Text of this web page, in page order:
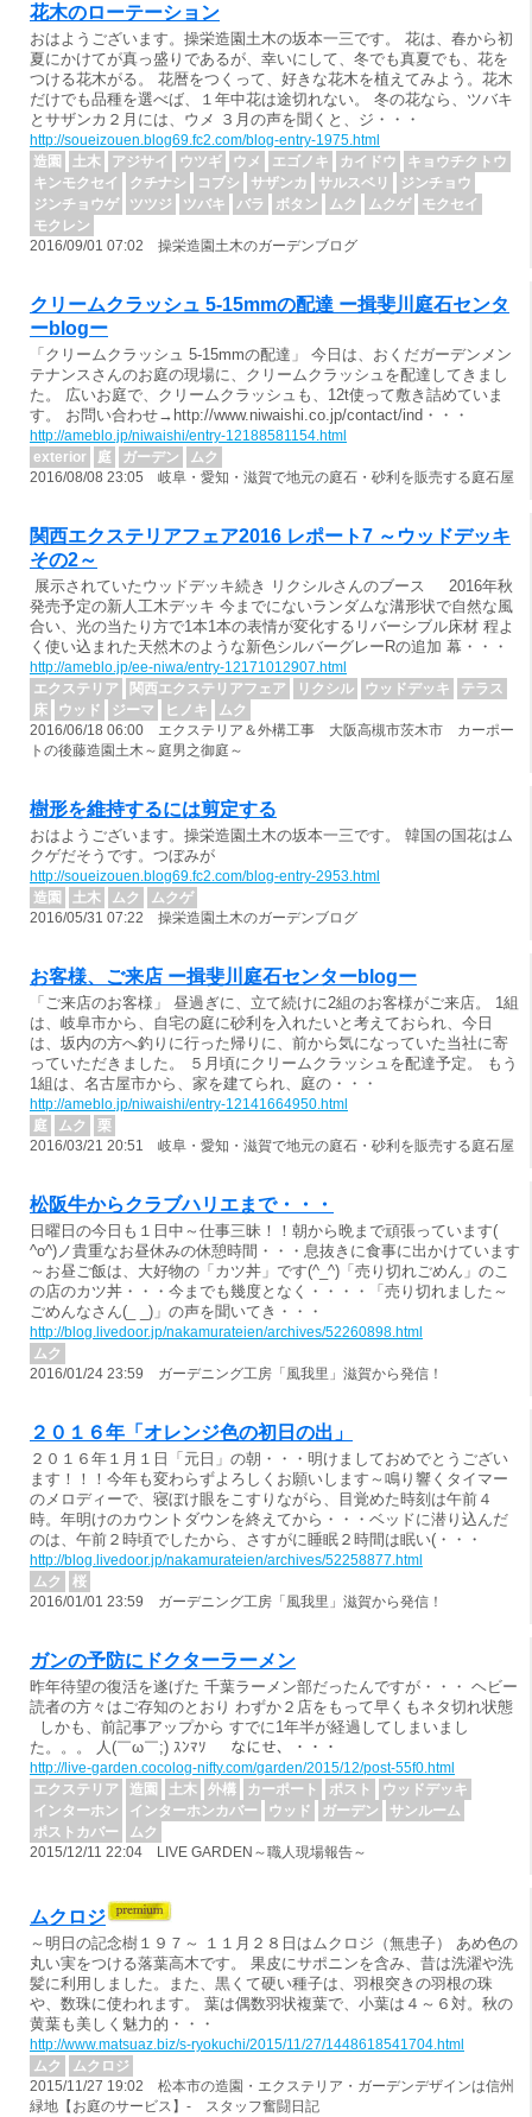
花木のローテーション
おはようございます。操栄造園土木の坂本一三です。 花は、春から初
夏にかけてが真っ盛りであるが、幸いにして、冬でも真夏でも、花を
つける花木がる。 花暦をつくって、好きな花木を植えてみよう。花木
だけでも品種を選べば、１年中花は途切れない。 冬の花なら、ツバキ
とサザンカ２月には、ウメ ３月の声を聞くと、ジ・・・
http://soueizouen.blog69.fc2.com/blog-entry-1975.html
造園
土木 アジサイ ウツギ ウメ エゴノキ カイドウ
キョウチクトウ
キンモクセイ
クチナシ コブシ サザンカ サルスベリ
ジンチョウ
ジンチョウゲ
ツツジ ツバキ バラ ボタン ムク ムクゲ
モクセイ
モクレン
2016/09/01 07:02 操栄造園土木のガーデンブログ
クリームクラッシュ 5-15mmの配達 ー揖斐川庭石センタ
ーblogー
「クリームクラッシュ 5-15mmの配達」 今日は、おくだガーデンメン
テナンスさんのお庭の現場に、クリームクラッシュを配達してきまし
た。 広いお庭で、クリームクラッシュも、12t使って敷き詰めていま
す。 お問い合わせ→http://www.niwaishi.co.jp/contact/ind・・・
http://ameblo.jp/niwaishi/entry-12188581154.html
exterior
庭 ガーデン
ムク
2016/08/08 23:05 岐阜・愛知・滋賀で地元の庭石・砂利を販売する庭石屋
関西エクステリアフェア2016 レポート7 ～ウッドデッキ
その2～
展示されていたウッドデッキ続き リクシルさんのブース 2016年秋
発売予定の新人工木デッキ 今までにないランダムな溝形状で自然な風
合い、光の当たり方で1本1本の表情が変化するリバーシブル床材 程よ
く使い込まれた天然木のような新色シルバーグレーRの追加 幕・・・
http://ameblo.jp/ee-niwa/entry-12171012907.html
エクステリア
関西エクステリアフェア リクシル ウッドデッキ
テラス
床
ウッド ジーマ ヒノキ
ムク
2016/06/18 06:00 エクステリア＆外構工事 大阪高槻市茨木市 カーポー
トの後藤造園土木～庭男之御庭～
樹形を維持するには剪定する
おはようございます。操栄造園土木の坂本一三です。 韓国の国花はム
クゲだそうです。つぼみが
http://soueizouen.blog69.fc2.com/blog-entry-2953.html
造園
土木 ムク
ムクゲ
2016/05/31 07:22 操栄造園土木のガーデンブログ
お客様、ご来店 ー揖斐川庭石センターblogー
「ご来店のお客様」 昼過ぎに、立て続けに2組のお客様がご来店。 1組
は、岐阜市から、自宅の庭に砂利を入れたいと考えておられ、今日
は、坂内の方へ釣りに行った帰りに、前から気になっていた当社に寄
っていただきました。 ５月頃にクリームクラッシュを配達予定。 もう
1組は、名古屋市から、家を建てられ、庭の・・・
http://ameblo.jp/niwaishi/entry-12141664950.html
庭
ムク
栗
2016/03/21 20:51 岐阜・愛知・滋賀で地元の庭石・砂利を販売する庭石屋
松阪牛からクラブハリエまで・・・
日曜日の今日も１日中～仕事三昧！！朝から晩まで頑張っています(
^o^)ノ貴重なお昼休みの休憩時間・・・息抜きに食事に出かけています
～お昼ご飯は、大好物の「カツ丼」です(^_^)「売り切れごめん」のこ
の店のカツ丼・・・今までも幾度となく・・・・「売り切れました～
ごめんなさん(_ _)」の声を聞いてき・・・
http://blog.livedoor.jp/nakamurateien/archives/52260898.html
ムク
2016/01/24 23:59 ガーデニング工房「風我里」滋賀から発信！
２０１６年「オレンジ色の初日の出」
２０１６年１月１日「元日」の朝・・・明けましておめでとうござい
ます！！！今年も変わらずよろしくお願いします～鳴り響くタイマー
のメロディーで、寝ぼけ眼をこすりながら、目覚めた時刻は午前４
時。年明けのカウントダウンを終えてから・・・ベッドに潜り込んだ
のは、午前２時頃でしたから、さすがに睡眠２時間は眠い(・・・
http://blog.livedoor.jp/nakamurateien/archives/52258877.html
ムク
桜
2016/01/01 23:59 ガーデニング工房「風我里」滋賀から発信！
ガンの予防にドクターラーメン
昨年待望の復活を遂げた 千葉ラーメン部だったんですが・・・ ヘビー
読者の方々はご存知のとおり わずか２店をもって早くもネタ切れ状態
しかも、前記事アップから すでに1年半が経過してしまいまし
た。。。 人(￣ω￣;) ｽﾝﾏｿ なにせ、・・・
http://live-garden.cocolog-nifty.com/garden/2015/12/post-55f0.html
エクステリア
造園 土木 外構 カーポート ポスト
ウッドデッキ
インターホン
インターホンカバー ウッド ガーデン
サンルーム
ポストカバー
ムク
2015/12/11 22:04 LIVE GARDEN～職人現場報告～
ムクロジ
～明日の記念樹１９７～ １１月２８日はムクロジ（無患子） あめ色の
丸い実をつける落葉高木です。 果皮にサポニンを含み、昔は洗濯や洗
髪に利用しました。また、黒くて硬い種子は、羽根突きの羽根の珠
や、数珠に使われます。 葉は偶数羽状複葉で、小葉は４～６対。秋の
黄葉も美しく魅力的・・・
http://www.matsuaz.biz/s-ryokuchi/2015/11/27/1448618541704.html
ムク
ムクロジ
2015/11/27 19:02 松本市の造園・エクステリア・ガーデンデザインは信州
緑地【お庭のサービス】- スタッフ奮闘日記